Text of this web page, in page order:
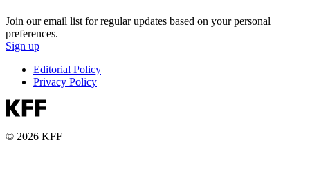
Join our email list for regular updates based on your personal
preferences.
Sign up
Editorial Policy
Privacy Policy
© 2026 KFF